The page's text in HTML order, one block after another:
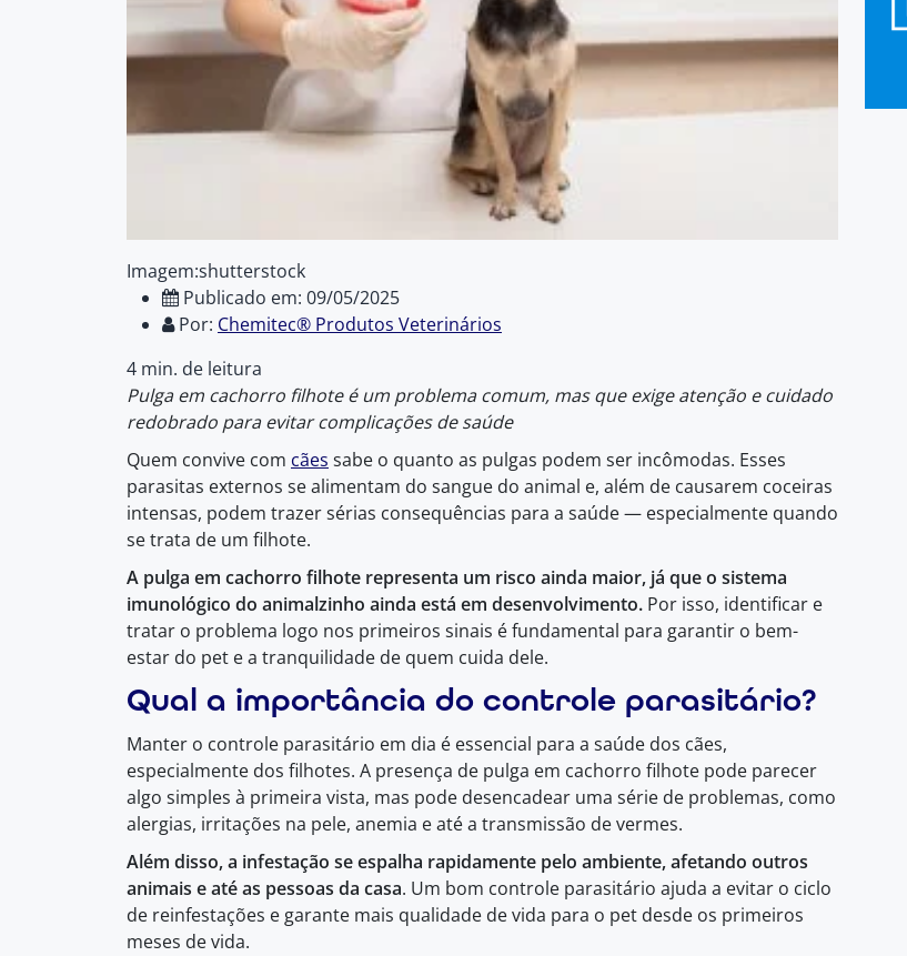
Imagem:shutterstock
Publicado em: 09/05/2025
Por: Chemitec® Produtos Veterinários
4 min. de leitura
Pulga em cachorro filhoteé um problema comum, mas que exige atenção e cuidado
redobrado para evitar complicações de saúde
Quem convive com cães sabe o quanto as pulgas podem ser incômodas. Esses
parasitas externos se alimentam do sangue do animal e, além de causarem coceiras
intensas, podem trazer sérias consequências para a saúde — especialmente quando
se trata de um filhote.
A pulga em cachorro filhote representa um risco ainda maior, já que o sistema
imunológico do animalzinho ainda está em desenvolvimento. Por isso, identificar e
tratar o problema logo nos primeiros sinais é fundamental para garantir o bem-
estar do pet e a tranquilidade de quem cuida dele.
Qual a importância do controle parasitário?
Manter o controle parasitário em dia é essencial para a saúde dos cães,
especialmente dos filhotes. A presença de pulga em cachorro filhote pode parecer
algo simples à primeira vista, mas pode desencadear uma série de problemas, como
alergias, irritações na pele, anemia e até a transmissão de vermes.
Além disso, a infestação se espalha rapidamente pelo ambiente, afetando outros
animais e até as pessoas da casa. Um bom controle parasitário ajuda a evitar o ciclo
de reinfestações e garante mais qualidade de vida para o pet desde os primeiros
meses de vida.